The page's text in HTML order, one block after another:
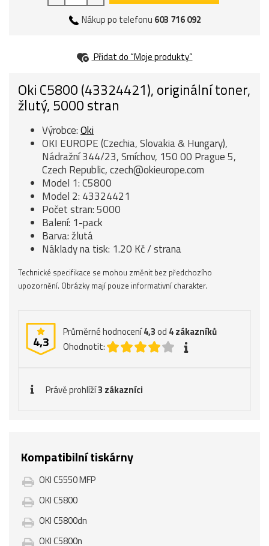
Nákup po telefonu 603 716 092
Přidat do “Moje produkty”
Oki C5800 (43324421), originální toner,
žlutý, 5000 stran
Výrobce:Oki
OKI EUROPE (Czechia, Slovakia & Hungary),
Nádražní 344/23, Smíchov, 150 00 Prague 5,
Czech Republic, czech@okieurope.com
Model 1: C5800
Model 2: 43324421
Počet stran: 5000
Balení: 1-pack
Barva: žlutá
Náklady na tisk: 1.20 Kč / strana
Technické specifikace se mohou změnit bez předchozího
upozornění. Obrázky mají pouze informativní charakter.
4,3
Průměrné hodnocení4,3od 4zákazníků
Ohodnotit:
Právě prohlíží3 zákazníci
Kompatibilní tiskárny
OKI C5550 MFP
OKI C5800
OKI C5800dn
OKI C5800n